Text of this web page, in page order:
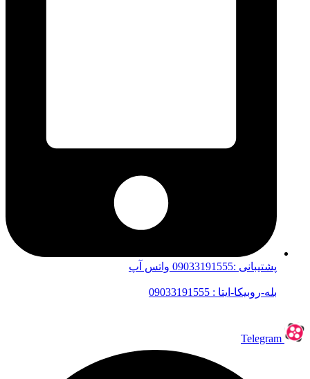
پشتیبانی :09033191555 واتس آپ
بله-روبیکا-ایتا : 09033191555
Telegram